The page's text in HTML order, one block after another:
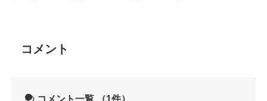
コメント
コメント一覧 （1件）